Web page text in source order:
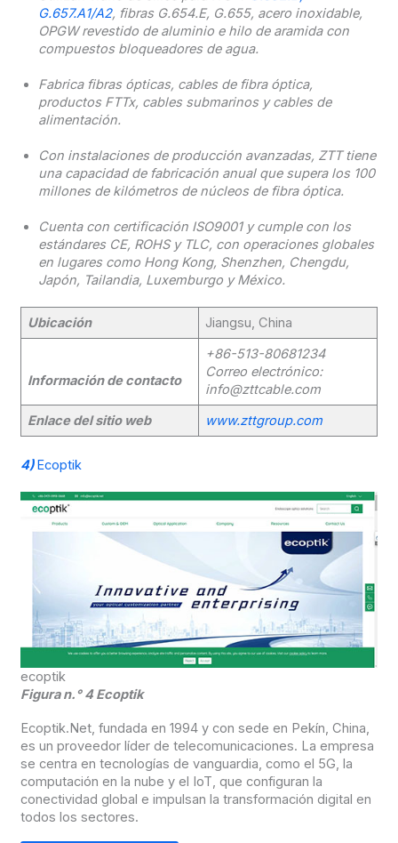
G.657.A1/A2, fibras G.654.E, G.655, acero inoxidable,
OPGW revestido de aluminio e hilo de aramida con
compuestos bloqueadores de agua.
Fabrica fibras ópticas, cables de fibra óptica,
productos FTTx, cables submarinos y cables de
alimentación.
Con instalaciones de producción avanzadas, ZTT tiene
una capacidad de fabricación anual que supera los 100
millones de kilómetros de núcleos de fibra óptica.
Cuenta con certificación ISO9001 y cumple con los
estándares CE, ROHS y TLC, con operaciones globales
en lugares como Hong Kong, Shenzhen, Chengdu,
Japón, Tailandia, Luxemburgo y México.
Ubicación Jiangsu, China
Información de contacto
+86-513-80681234
Correo electrónico:
info@zttcable.com
Enlace del sitio web
www.zttgroup.com
4)Ecoptik
ecoptik
Figura n.° 4 Ecoptik
Ecoptik.Net, fundada en 1994 y con sede en Pekín, China,
es un proveedor líder de telecomunicaciones. La empresa
se centra en tecnologías de vanguardia, como el 5G, la
computación en la nube y el IoT, que configuran la
conectividad global e impulsan la transformación digital en
todos los sectores.